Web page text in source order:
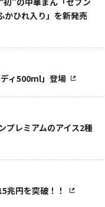
かひれ入り」を新発売
ディ500ml」登場
プレミアムのアイス2種
兆円を突破！！